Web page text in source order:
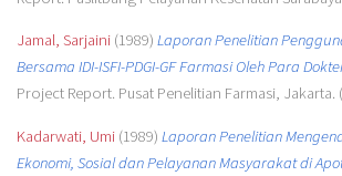
Jamal, Sarjaini(1989) Laporan Penelitian
Bersama IDI-ISFI-PDGI-GF Farmasi Oleh Para
Project Report. Pusat Penelitian Farmasi, Jakarta.
Kadarwati, Umi(1989) Laporan Penelitian
Ekonomi, Sosial dan Pelayanan Masyarakat di